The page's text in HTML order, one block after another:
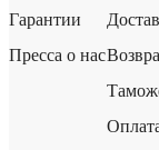
Гарантии
Пресса о нас